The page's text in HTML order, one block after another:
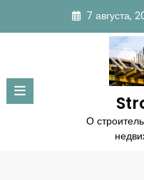
содержимому
7 августа,
О